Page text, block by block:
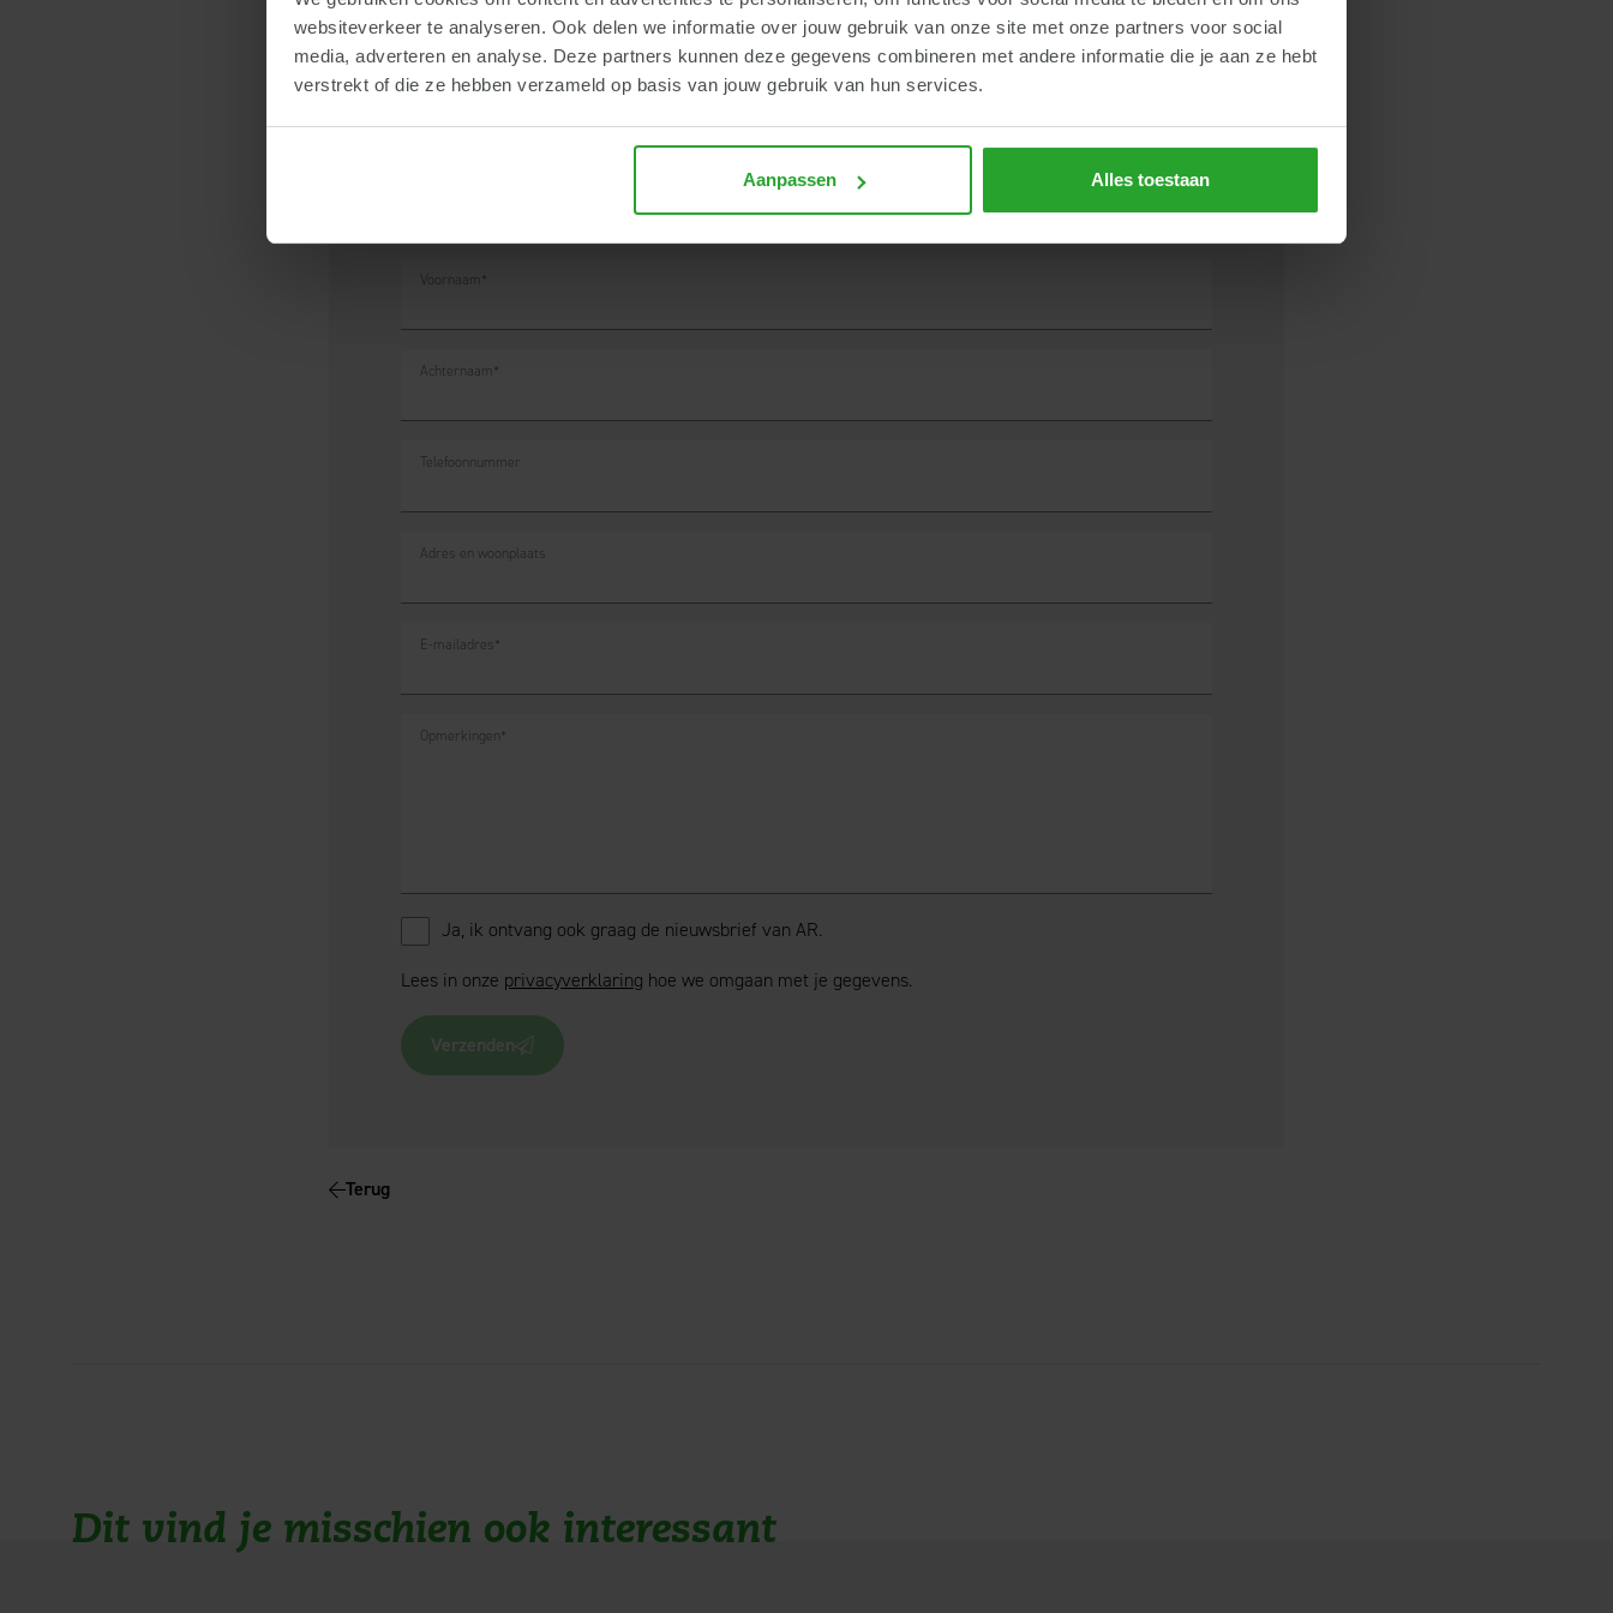
websiteverkeer te analyseren. Ook delen we informatie over jouw gebruik van onze site met onze partners voor social
media, adverteren en analyse. Deze partners kunnen deze gegevens combineren met andere informatie die je aan ze hebt
verstrekt of die ze hebben verzameld op basis van jouw gebruik van hun services.
Aanpassen Alles toestaan
binnen jouw bedrijfsvoering.
Meer informatie?
Voornaam
Achternaam *
Telefoonnummer
Adres en woonplaats
E-mailadres*
Opmerkingen *
Ja, ik ontvang ook graag de nieuwsbrief van AR.
Lees in onze privacyverklaring hoe we omgaan met je gegevens.
Verzenden
Terug
Dit vind je misschien ook interessant